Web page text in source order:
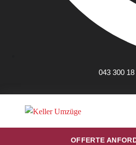
043 300 18
OFFERTE